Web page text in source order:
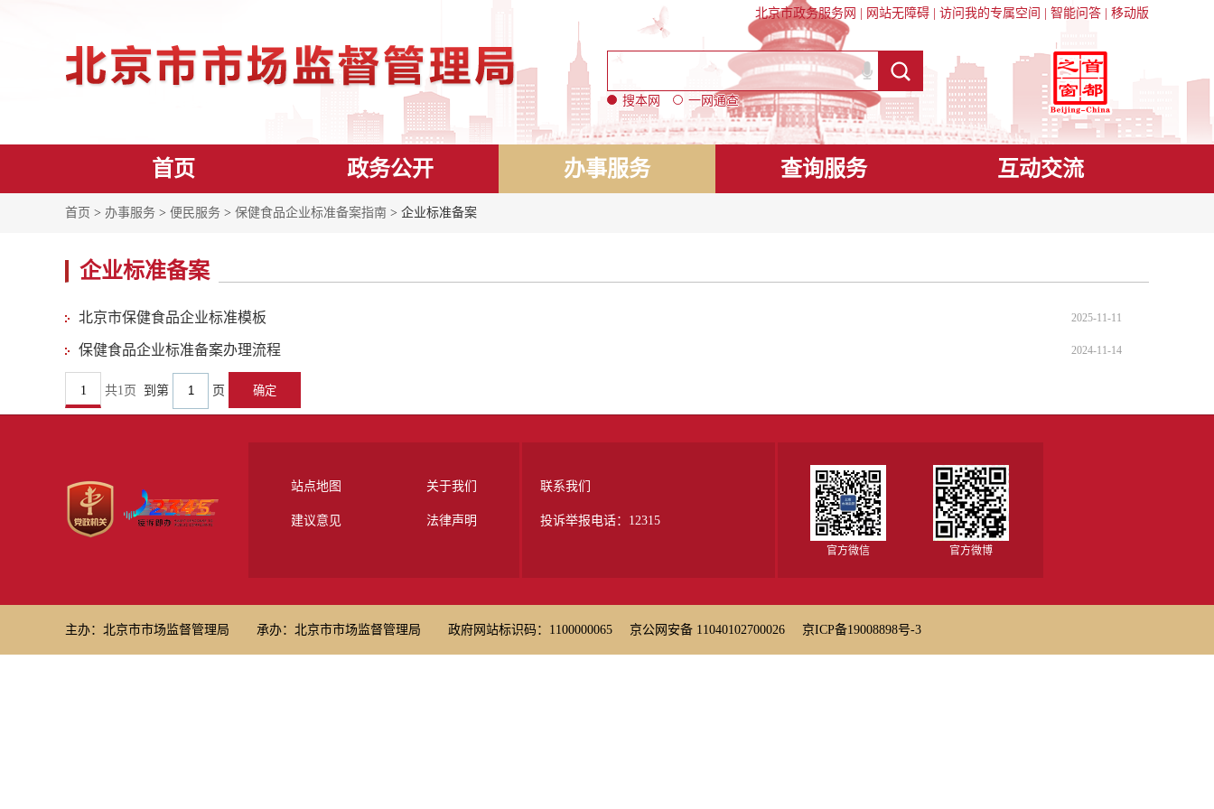
北京市政务服务网 网站无障碍 访问我的专属空间 智能问答 移动版
搜本网 一网通查
首页 政务公开 办事服务 查询服务 互动交流
首页 > 办事服务 > 便民服务 > 保健食品企业标准备案指南 > 企业标准备案
企业标准备案
北京市保健食品企业标准模板 2025-11-11
保健食品企业标准备案办理流程 2024-11-14
1 共1页 到第 页
站点地图 关于我们
建议意见 法律声明
联系我们
投诉举报电话：12315
官方微信 官方微博
主办：北京市市场监督管理局 承办：北京市市场监督管理局 政府网站标识码：1100000065 京公网安备 11040102700026 京ICP备19008898号-3